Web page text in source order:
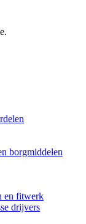
borgmiddelen
en fitwerk
drijvers